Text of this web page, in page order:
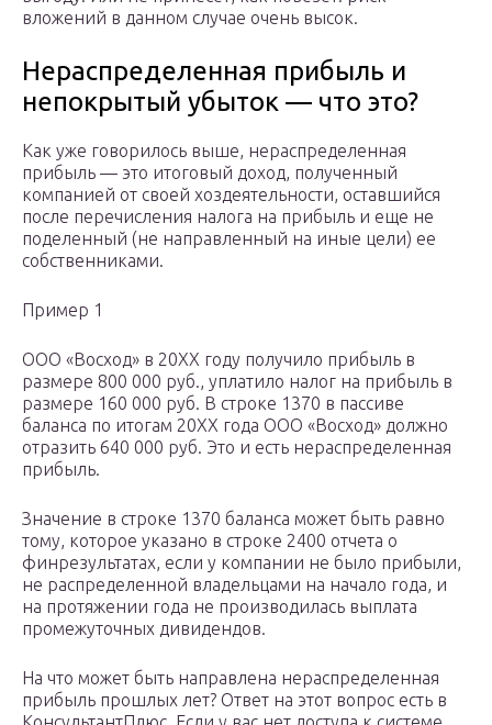
вложений в данном случае очень высок.
Нераспределенная прибыль и
непокрытый убыток — что это?
Как уже говорилось выше, нераспределенная
прибыль — это итоговый доход, полученный
компанией от своей хоздеятельности, оставшийся
после перечисления налога на прибыль и еще не
поделенный (не направленный на иные цели) ее
собственниками.
Пример 1
ООО «Восход» в 20ХХ году получило прибыль в
размере 800 000 руб., уплатило налог на прибыль в
размере 160 000 руб. В строке 1370 в пассиве
баланса по итогам 20ХХ года ООО «Восход» должно
отразить 640 000 руб. Это и есть нераспределенная
прибыль.
Значение в строке 1370 баланса может быть равно
тому, которое указано в строке 2400 отчета о
финрезультатах, если у компании не было прибыли,
не распределенной владельцами на начало года, и
на протяжении года не производилась выплата
промежуточных дивидендов.
На что может быть направлена нераспределенная
прибыль прошлых лет? Ответ на этот вопрос есть в